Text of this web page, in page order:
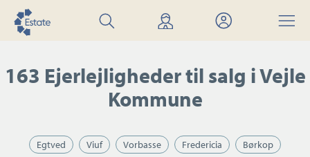
Søg
bolig
Find
mægler
Mit
Estate
Menu
163 Ejerlejligheder til salg i Vejle
Kommune
Egtved Viuf Vorbasse Fredericia Børkop